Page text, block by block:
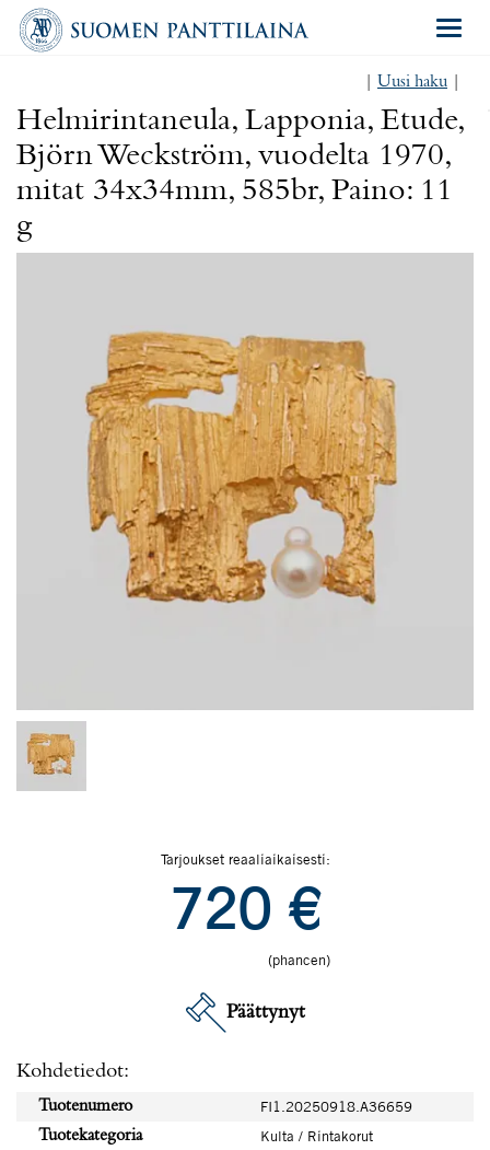
Uusi haku
Helmirintaneula, Lapponia, Etude,
Björn Weckström, vuodelta 1970,
mitat 34x34mm, 585br, Paino: 11
g
Tarjoukset reaaliaikaisesti:
720 €
(phancen)
Päättynyt
Kohdetiedot:
Tuotenumero
FI1.20250918.A36659
Tuotekategoria
Kulta / Rintakorut